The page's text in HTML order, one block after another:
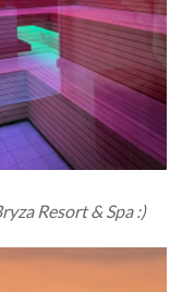
Resort & Spa :)